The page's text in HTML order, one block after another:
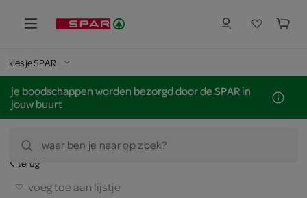
kies je SPAR
je boodschappen worden bezorgd door de SPAR in
jouw buurt
waar ben je naar op zoek?
terug
voeg toe aan lijstje